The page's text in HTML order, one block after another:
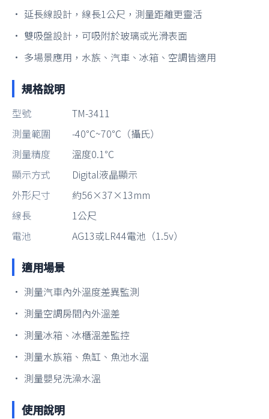
• 延長線設計，線長1公尺，測量距離更靈活
• 雙吸盤設計，可吸附於玻璃或光滑表面
• 多場景應用，水族、汽車、冰箱、空調皆適用
規格說明
型號
TM-3411
測量範圍
-40℃~70℃（攝氏）
測量精度
溫度0.1℃
顯示方式
Digital液晶顯示
外形尺寸
約56×37×13mm
線長
1公尺
電池
AG13或LR44電池（1.5v）
適用場景
• 測量汽車內外溫度差異監測
• 測量空調房間內外溫差
• 測量冰箱、冰櫃溫差監控
• 測量水族箱、魚缸、魚池水溫
• 測量嬰兒洗澡水溫
使用說明